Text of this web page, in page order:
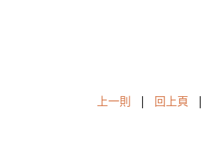
上一則 | 回上頁 |